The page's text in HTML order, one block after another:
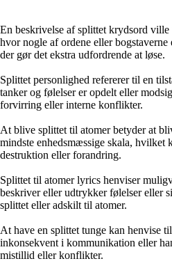
En beskrivelse af splittet krydsord
hvor nogle af ordene eller
der gør det ekstra udfordrende at løse.
Splittet personlighed refererer til en
tanker og følelser er opdelt eller
forvirring eller interne konflikter.
At blive splittet til atomer betyder at
mindste enhedsmæssige skala, hvilket
destruktion eller forandring.
Splittet til atomer lyrics henviser
beskriver eller udtrykker følelser eller
splittet eller adskilt til atomer.
At have en splittet tunge kan henvise
inkonsekvent i kommunikation eller
mistillid eller konflikter.